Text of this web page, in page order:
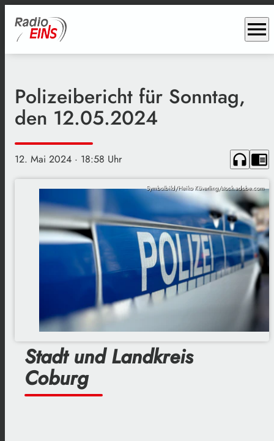
menu
Polizeibericht für Sonntag,
den 12.05.2024
12. Mai 2024 · 18:58 Uhr headphones chrome_reader_mode
Symbolbild/Heiko Küverling/stock.adobe.com
Stadt und Landkreis
Coburg